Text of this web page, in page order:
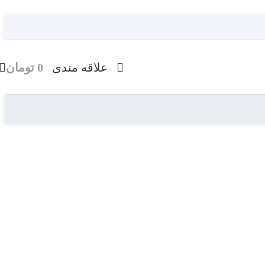
علاقه مندی 0 تومان